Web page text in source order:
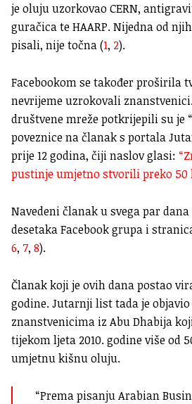
je oluju uzorkovao CERN,
guračica te HAARP. Nijedna od
pisali, nije točna (1, 2).
Facebookom se također proširila
nevrijeme uzrokovali
društvene mreže potkrijepili su je
poveznice na članak s portala
prije 12 godina, čiji naslov glasi:
pustinje umjetno stvorili preko 50
Navedeni članak u svega par
desetaka Facebook grupa i
6, 7, 8).
Članak koji je ovih dana postao
godine. Jutarnji list tada je
znanstvenicima iz Abu Dhabija
tijekom ljeta 2010. godine više od
umjetnu kišnu oluju.
“Prema pisanju Arabian